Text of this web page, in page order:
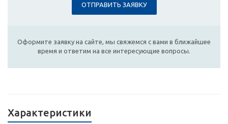
ОТПРАВИТЬ ЗАЯВКУ
Оформите заявку на сайте, мы свяжемся с вами в ближайшее
время и ответим на все интересующие вопросы.
Характеристики